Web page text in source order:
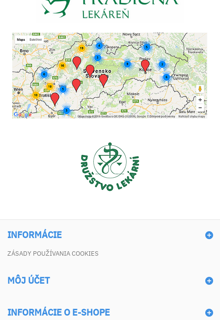
INFORMÁCIE
ZÁSADY POUŽÍVANIA COOKIES
MÔJ ÚČET
INFORMÁCIE O E-SHOPE